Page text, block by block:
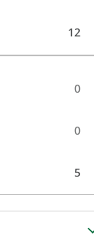
12
0
0
5